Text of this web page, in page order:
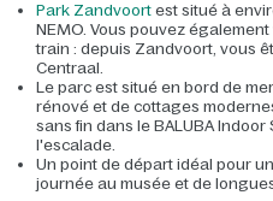
Park Zandvoort est situé à
NEMO. Vous pouvez
train : depuis Zandvoort, vous
Centraal.
Le parc est situé en bord de
rénové et de cottages
sans fin dans le BALUBA
l'escalade.
Un point de départ idéal pour
journée au musée et de